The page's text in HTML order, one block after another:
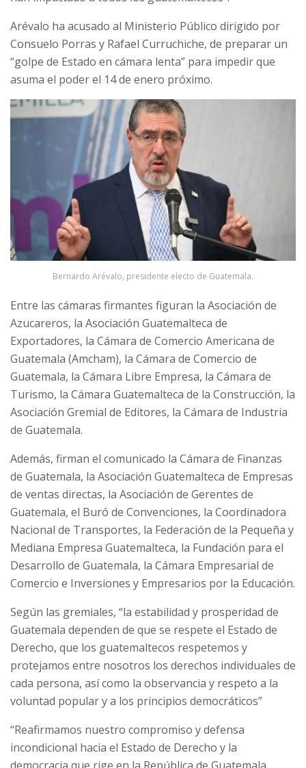
Arévalo ha acusado al Ministerio Público dirigido por
Consuelo Porras y Rafael Curruchiche, de preparar un
“golpe de Estado en cámara lenta” para impedir que
asuma el poder el 14 de enero próximo.
Bernardo Arévalo, presidente electo de Guatemala.
Entre las cámaras firmantes figuran la Asociación de
Azucareros, la Asociación Guatemalteca de
Exportadores, la Cámara de Comercio Americana de
Guatemala (Amcham), la Cámara de Comercio de
Guatemala, la Cámara Libre Empresa, la Cámara de
Turismo, la Cámara Guatemalteca de la Construcción, la
Asociación Gremial de Editores, la Cámara de Industria
de Guatemala.
Además, firman el comunicado la Cámara de Finanzas
de Guatemala, la Asociación Guatemalteca de Empresas
de ventas directas, la Asociación de Gerentes de
Guatemala, el Buró de Convenciones, la Coordinadora
Nacional de Transportes, la Federación de la Pequeña y
Mediana Empresa Guatemalteca, la Fundación para el
Desarrollo de Guatemala, la Cámara Empresarial de
Comercio e Inversiones y Empresarios por la Educación.
Según las gremiales, “la estabilidad y prosperidad de
Guatemala dependen de que se respete el Estado de
Derecho, que los guatemaltecos respetemos y
protejamos entre nosotros los derechos individuales de
cada persona, así como la observancia y respeto a la
voluntad popular y a los principios democráticos”
“Reafirmamos nuestro compromiso y defensa
incondicional hacia el Estado de Derecho y la
democracia que rige en la República de Guatemala.